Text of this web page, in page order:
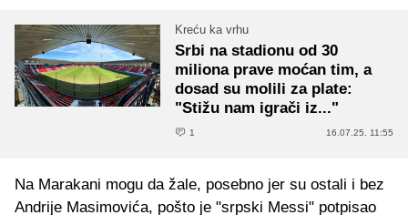
Kreću ka vrhu
Srbi na stadionu od 30
miliona prave moćan tim, a
dosad su molili za plate:
"Stižu nam igrači iz..."
1 16.07.25. 11:55
Na Marakani mogu da žale, posebno jer su ostali i bez
Andrije Masimovića, pošto je "srpski Messi" potpisao